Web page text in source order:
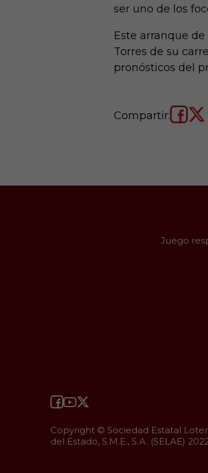
ser uno de los
Este arranque
Torres de su
pronósticos del
Compartir:
Juego
Copyright © Sociedad Estatal
del Estado, S.M.E., S.A. (SELAE)